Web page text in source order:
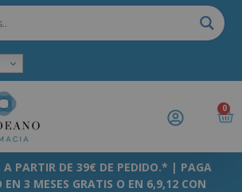
0
A PARTIR DE 39€ DE PEDIDO.* | PAGA
EN 3 MESES GRATIS O EN 6,9,12 CON